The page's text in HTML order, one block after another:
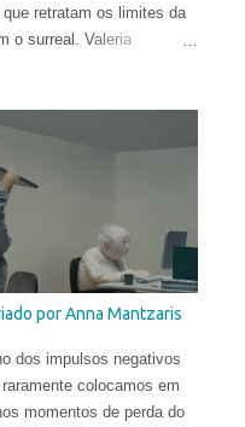
retratam os limites da
o surreal. Valeria
de St Andrews.
por alguns anos em
se para Washington
integram as coleções
Europeu.
por Anna Mantzaris
dos impulsos negativos
colocamos em
momentos de perda do